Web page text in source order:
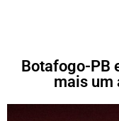
Botafogo-PB
mais um